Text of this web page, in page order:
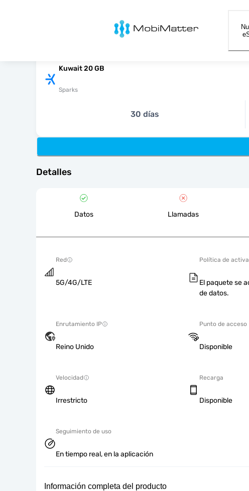
MobiMatter
Kuwait 20 GB
Sparks
30 días
Detalles
Datos Llamadas
Red
5G/4G/LTE
Política de
El paquete se
de datos.
Enrutamiento IP
Reino Unido
Punto de acceso
Disponible
Velocidad
Irrestricto
Recarga
Disponible
Seguimiento de uso
En tiempo real, en la aplicación
Información completa del producto